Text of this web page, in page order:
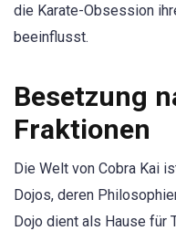
die Karate-Obsession
beeinflusst.
Besetzung
Fraktionen
Die Welt von Cobra Kai
Dojos, deren
Dojo dient als Hause für